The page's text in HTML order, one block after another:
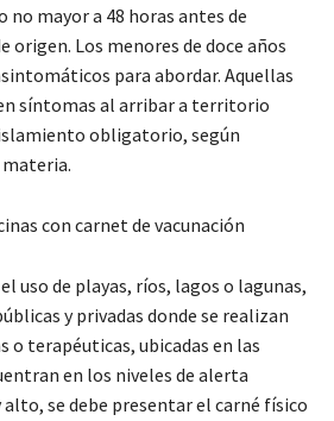
no mayor a 48 horas antes de
origen. Los menores de doce años
para abordar. Aquellas
síntomas al arribar a territorio
obligatorio, según
con carnet de vacunación
uso de playas, ríos, lagos o lagunas,
y privadas donde se realizan
o terapéuticas, ubicadas en las
en los niveles de alerta
se debe presentar el carné físico